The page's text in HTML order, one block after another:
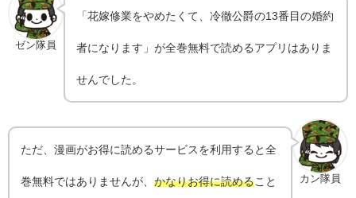
ゼン隊員
「花嫁修業をやめたくて、冷徹公爵の13番目の婚約
者になります」が全巻無料で読めるアプリはありま
せんでした。
カン隊員
ただ、漫画がお得に読めるサービスを利用すると全
巻無料ではありませんが、かなりお得に読めること